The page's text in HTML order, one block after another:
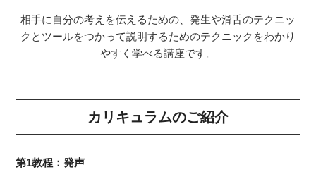
相手に自分の考えを伝えるための、発生や滑舌のテクニッ
クとツールをつかって説明するためのテクニックをわかり
やすく学べる講座です。
カリキュラムのご紹介
第1教程：発声